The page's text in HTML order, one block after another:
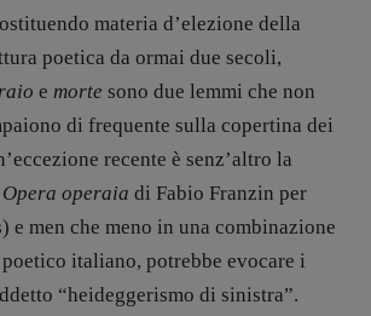
materia d’elezione della
poetica da ormai due secoli,
e morte sono due lemmi che non
di frequente sulla copertina dei
recente è senz’altro la
Opera operaia di Fabio Franzin per
e men che meno in una combinazione
italiano, potrebbe evocare i
“heideggerismo di sinistra”.